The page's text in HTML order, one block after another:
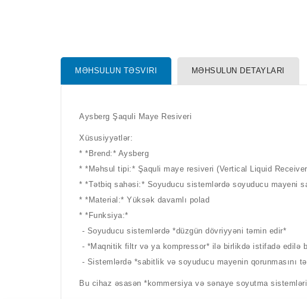
MƏHSULUN TƏSVIRI MƏHSULUN DETAYLARI
Aysberg Şaquli Maye Resiveri
Xüsusiyyətlər:
* *Brend:* Aysberg
* *Məhsul tipi:* Şaquli maye resiveri (Vertical Liquid
* *Tətbiq sahəsi:* Soyuducu sistemlərdə soyuducu mayeni
* *Material:* Yüksək davamlı polad
* *Funksiya:*
- Soyuducu sistemlərdə *düzgün dövriyyəni təmin edir*
- *Maqnitik filtr və ya kompressor* ilə birlikdə istifadə edilə
- Sistemlərdə *sabitlik və soyuducu mayenin qorunmasını
Bu cihaz əsasən *kommersiya və sənaye soyutma